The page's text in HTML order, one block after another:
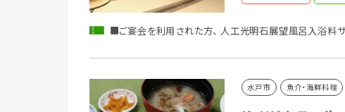
■ご宴会を利用された方、 人工光明石展望風呂入浴料
水戸市 魚介・海鮮料理